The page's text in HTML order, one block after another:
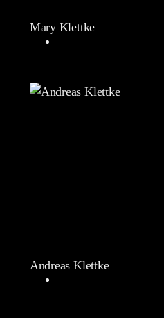
Mary Klettke
Andreas Klettke